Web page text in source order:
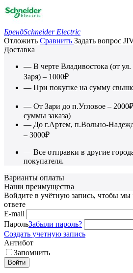
БрендSchneider Electric
Отложить Сравнить Задать вопрос
Доставка
— В черте Владивостока (от ул.
Заря) – 1000₽
— При покупке на сумму свыше
— От Зари до п.Угловое –
суммы заказа)
— До г.Артем, п.Вольно-
– 3000₽
— Все отправки в другие
покупателя.
Варианты оплаты
Наши преимущества
Войдите в учётную запись, чтобы
ответе
E-mail
ПарольЗабыли пароль?
Создать учетную запись
Антибот
Запомнить
Войти